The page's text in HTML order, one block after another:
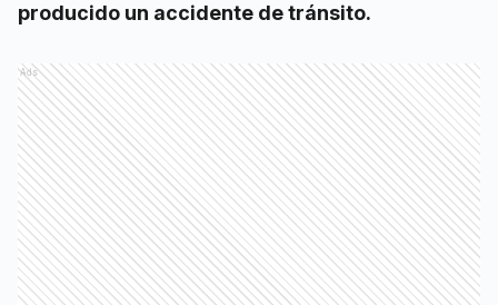
producido un accidente de tránsito.
Ads